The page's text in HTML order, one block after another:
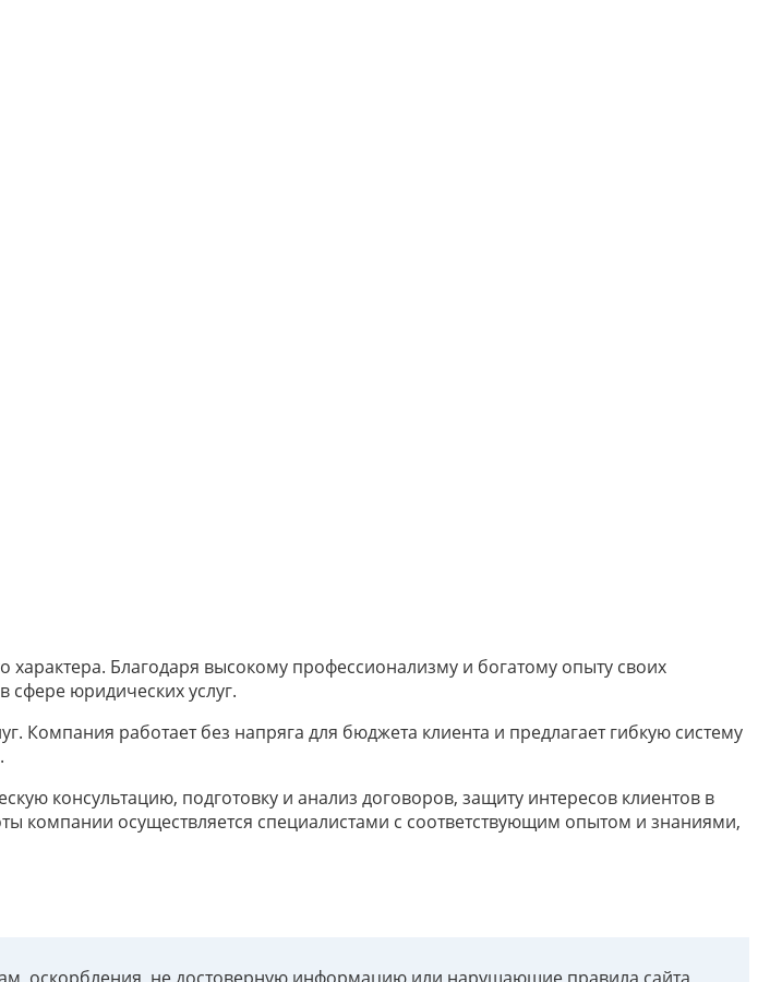
Благодаря высокому профессионализму и богатому опыту своих
сфере юридических услуг.
Компания работает без напряга для бюджета клиента и предлагает гибкую систему
консультацию, подготовку и анализ договоров, защиту интересов клиентов в
компании осуществляется специалистами с соответствующим опытом и знаниями,
оскорбления, не достоверную информацию или нарущающие правила сайта